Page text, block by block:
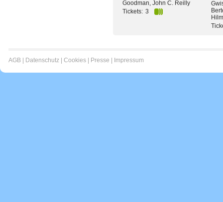
Goodman, John C. Reilly
Tickets: 3
AGB Datenschutz Cookies Presse Impressum